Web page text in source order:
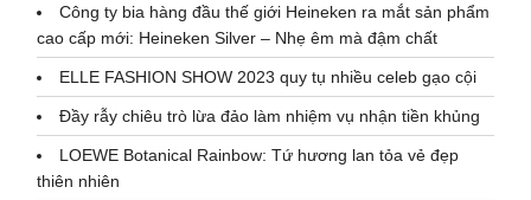
Công ty bia hàng đầu thế giới Heineken ra mắt sản phẩm
cao cấp mới: Heineken Silver – Nhẹ êm mà đậm chất
ELLE FASHION SHOW 2023 quy tụ nhiều celeb gạo cội
Đầy rẫy chiêu trò lừa đảo làm nhiệm vụ nhận tiền khủng
LOEWE Botanical Rainbow: Tứ hương lan tỏa vẻ đẹp
thiên nhiên